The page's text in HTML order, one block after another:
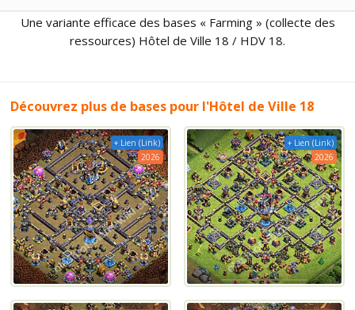
Une variante efficace des bases « Farming » (collecte des
ressources) Hôtel de Ville 18 / HDV 18.
Découvrez plus de bases pour l'Hôtel de Ville 18
+ Lien (Link)
2026
+ Lien (Link)
2026